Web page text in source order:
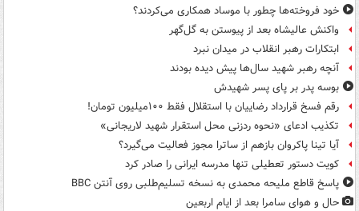
خود فروخته‌ها چطور با موساد همکاری می‌کردند؟
واکنش عالیشاه بعد از پیوستن به گل‌گهر
ابتکارات رهبر انقلاب در میدان نبرد
آنچه رهبر شهید سال‌ها پیش دیده بودند
بوسه‌ پدر بر پای پسر شهیدش
رقم فسخ قرارداد رضاییان با استقلال فقط ۱۰۰میلیون تومان!
تکذیب ادعای «نحوه ردزنی محل استقرار شهید لاریجانی»
آیا تینا پاکروان بازهم از ساترا مجوز فعالیت می‌گیرد؟
کویت دستور تعطیلی تنها مدرسه ایرانی را صادر کرد
پاسخ قاطع ملیحه محمدی به نسخه تسلیم‌طلبی روی آنتن BBC
حال و هوای سامرا بعد از ایام اربعین